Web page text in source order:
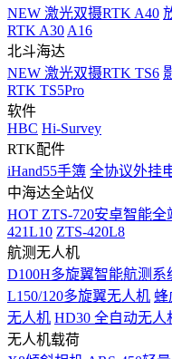
NEW 激光双摄RTK A40
RTK A30 A16
北斗海达
NEW 激光双摄RTK TS6
RTK TS5Pro
软件
HBC Hi-Survey
RTK配件
iHand55手簿 全协议外挂
中海达全站仪
HOT ZTS-720安卓智能全
421L10 ZTS-420L8
航测无人机
D100H多旋翼智能航测系
L150/120多旋翼无人机 蜂
无人机 HD30 全自动无人
无人机载荷